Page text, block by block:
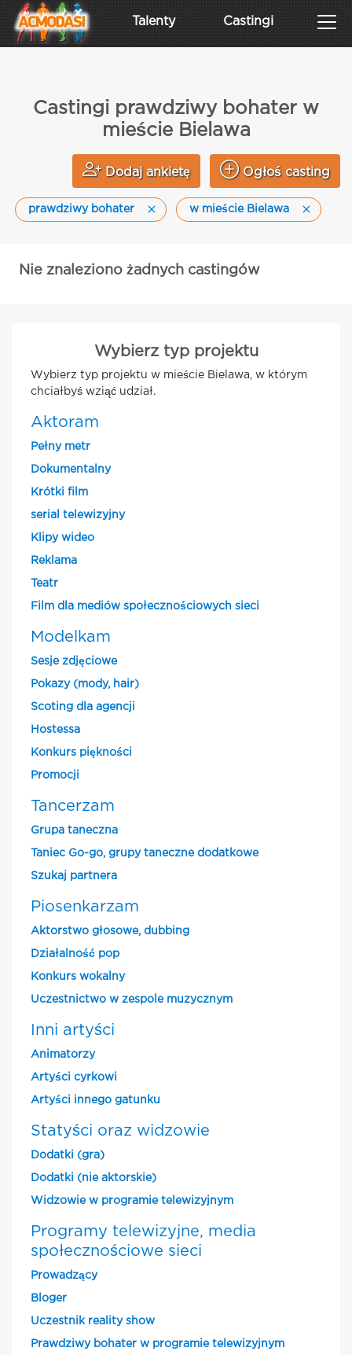
Talenty Castingi
Castingi prawdziwy bohater w
mieście Bielawa
Dodaj ankietę Ogłoś casting
prawdziwy bohater w mieście Bielawa
Nie znaleziono żadnych castingów
Wybierz typ projektu
Wybierz typ projektu w mieście Bielawa, w którym
chciałbyś wziąć udział.
Aktoram
Pełny metr
Dokumentalny
Krótki film
serial telewizyjny
Klipy wideo
Reklama
Teatr
Film dla mediów społecznościowych sieci
Modelkam
Sesje zdjęciowe
Pokazy (mody, hair)
Scoting dla agencji
Hostessa
Konkurs piękności
Promocji
Tancerzam
Grupa taneczna
Taniec Go-go, grupy taneczne dodatkowe
Szukaj partnera
Piosenkarzam
Aktorstwo głosowe, dubbing
Działalność pop
Konkurs wokalny
Uczestnictwo w zespole muzycznym
Inni artyści
Animatorzy
Artyści cyrkowi
Artyści innego gatunku
Statyści oraz widzowie
Dodatki (gra)
Dodatki (nie aktorskie)
Widzowie w programie telewizyjnym
Programy telewizyjne, media
społecznościowe sieci
Prowadzący
Bloger
Uczestnik reality show
Prawdziwy bohater w programie telewizyjnym